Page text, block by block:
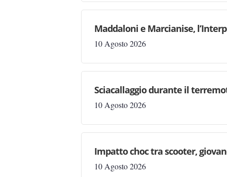
Maddaloni e Marcianise,
10 Agosto 2026
Sciacallaggio durante il
10 Agosto 2026
Impatto choc tra scooter,
10 Agosto 2026